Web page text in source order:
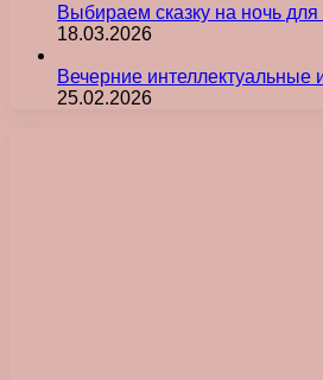
Выбираем сказку на ночь
18.03.2026
Вечерние
25.02.2026